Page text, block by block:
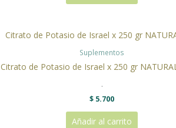
Suplementos
Citrato de Potasio de Israel x 250 gr
.
$ 5.700
Añadir al carrito